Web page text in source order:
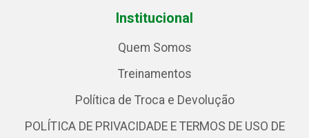
Institucional
Quem Somos
Treinamentos
Política de Troca e Devolução
POLÍTICA DE PRIVACIDADE E TERMOS DE USO DE